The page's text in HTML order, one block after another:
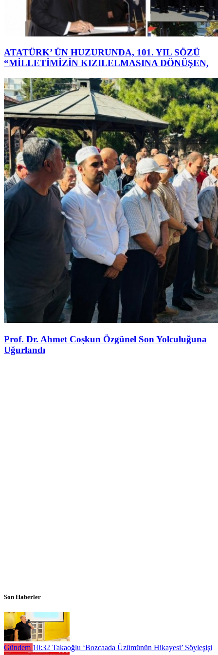
ATATÜRK’ ÜN HUZURUNDA, 101. YIL SÖZÜ
“MİLLETİMİZİN KIZILELMASINA DÖNÜŞEN,
Prof. Dr. Ahmet Coşkun Özgünel Son Yolculuğuna
Uğurlandı
Son Haberler
Gündem 10:32 Takaoğlu ‘Bozcaada Üzümünün Hikayesi’ Söyleşişi